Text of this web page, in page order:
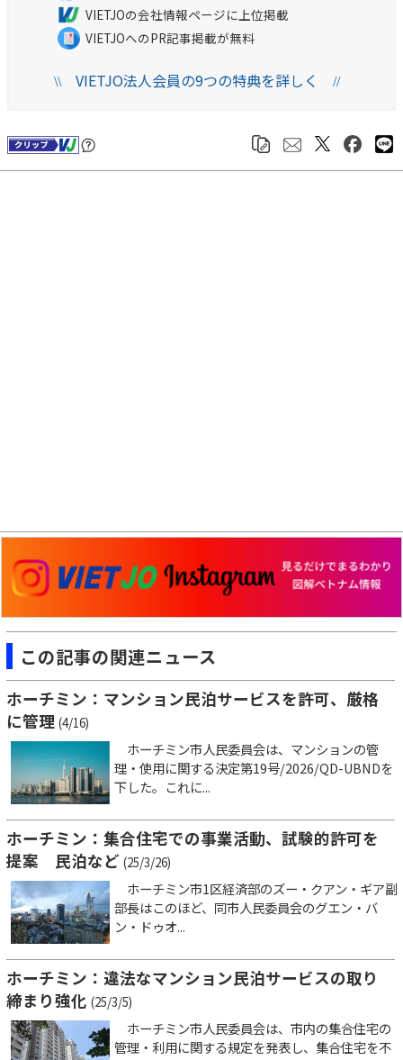
VIETJOの会社情報ページに上位掲載
VIETJOへのPR記事掲載が無料
\\VIETJO法人会員の9つの特典を詳しく //
この記事の関連ニュース
ホーチミン：マンション民泊サービスを許可、厳格
に管理 (4/16)
ホーチミン市人民委員会は、マンションの管
理・使用に関する決定第19号/2026/QD-UBNDを
下した。これに...
ホーチミン：集合住宅での事業活動、試験的許可を
提案 民泊など (25/3/26)
ホーチミン市1区経済部のズー・クアン・ギア副
部長はこのほど、同市人民委員会のグエン・バ
ン・ドゥオ...
ホーチミン：違法なマンション民泊サービスの取り
締まり強化 (25/3/5)
ホーチミン市人民委員会は、市内の集合住宅の
管理・利用に関する規定を発表し、集合住宅を不